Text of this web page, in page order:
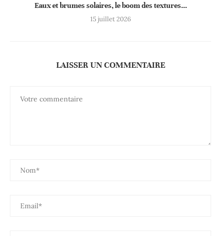
Eaux et brumes solaires, le boom des textures...
15 juillet 2026
LAISSER UN COMMENTAIRE